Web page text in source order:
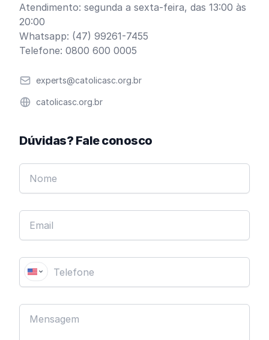
Atendimento: segunda a sexta-feira, das 13:00 às
20:00
Whatsapp: (47) 99261-7455
Telefone: 0800 600 0005
Emailexperts@catolicasc.org.br
Websitecatolicasc.org.br
Dúvidas? Fale conosco